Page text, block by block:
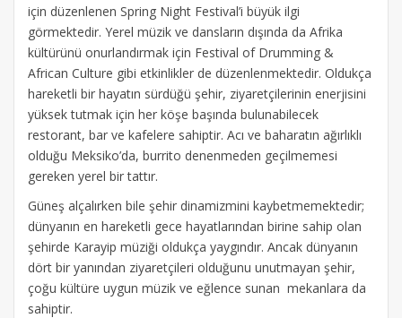
için düzenlenen Spring Night Festival’i büyük ilgi
görmektedir. Yerel müzik ve dansların dışında da Afrika
kültürünü onurlandırmak için Festival of Drumming &
African Culture gibi etkinlikler de düzenlenmektedir. Oldukça
hareketli bir hayatın sürdüğü şehir, ziyaretçilerinin enerjisini
yüksek tutmak için her köşe başında bulunabilecek
restorant, bar ve kafelere sahiptir. Acı ve baharatın ağırlıklı
olduğu Meksiko’da, burrito denenmeden geçilmemesi
gereken yerel bir tattır.
Güneş alçalırken bile şehir dinamizmini kaybetmemektedir;
dünyanın en hareketli gece hayatlarından birine sahip olan
şehirde Karayip müziği oldukça yaygındır. Ancak dünyanın
dört bir yanından ziyaretçileri olduğunu unutmayan şehir,
çoğu kültüre uygun müzik ve eğlence sunan mekanlara da
sahiptir.